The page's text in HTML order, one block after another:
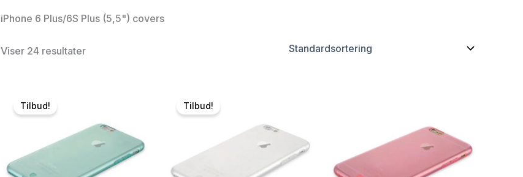
iPhone 6 Plus/6S Plus (5,5") covers
Viser 24 resultater
Tilbud! Tilbud!